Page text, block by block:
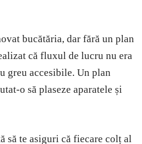
bucătăria, dar fără un plan
că fluxul de lucru nu era
greu accesibile. Un plan
o să plaseze aparatele și
să te asiguri că fiecare colț al